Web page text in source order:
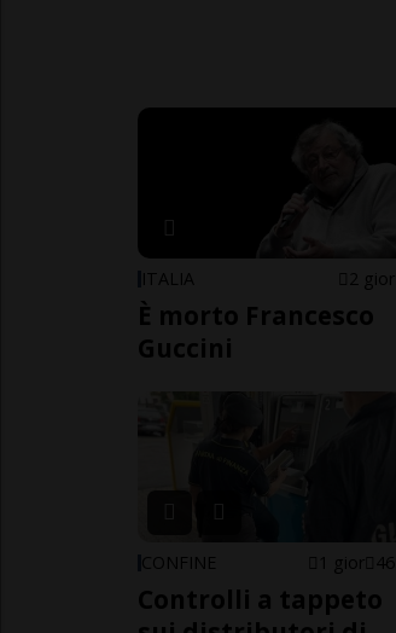
ITALIA 2 gior
È morto Francesco
Guccini
CONFINE 1 gior 46
Controlli a tappeto